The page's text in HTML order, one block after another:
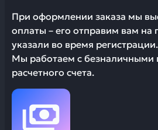
При оформлении заказа мы
оплаты – его отправим вам на
указали во время регистрации.
Мы работаем с безналичными
расчетного счета.